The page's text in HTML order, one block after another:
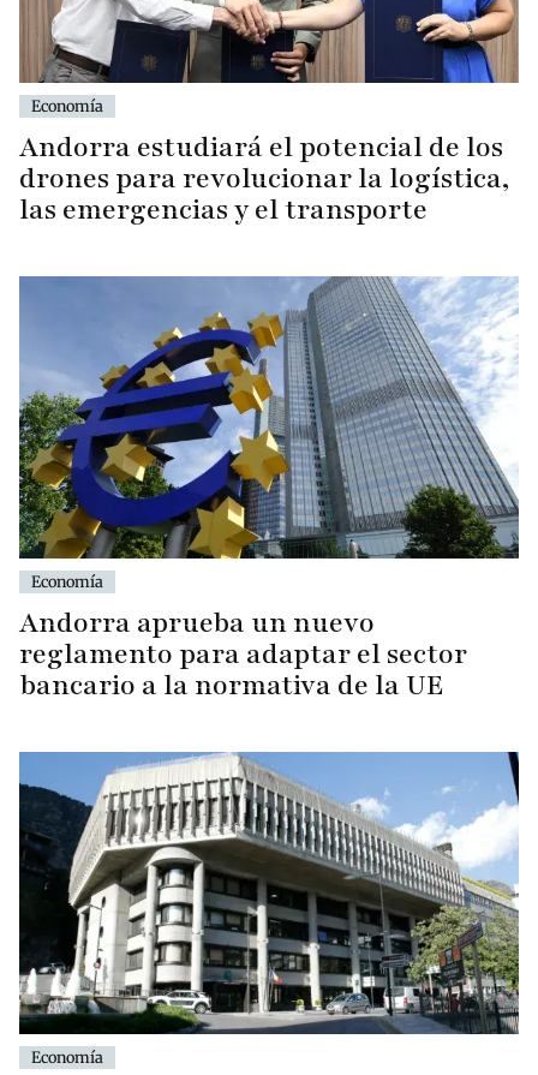
Economía
Andorra estudiará el potencial de los
drones para revolucionar la logística,
las emergencias y el transporte
Economía
Andorra aprueba un nuevo
reglamento para adaptar el sector
bancario a la normativa de la UE
Economía